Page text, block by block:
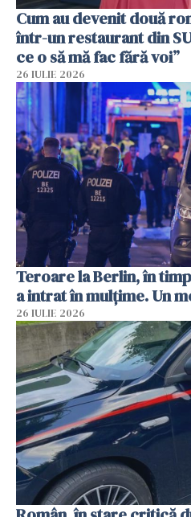
Cum au devenit două
într-un restaurant din
ce o să mă fac fără voi”
26 IULIE 2026
Teroare la Berlin, în
a intrat în mulțime. Un
26 IULIE 2026